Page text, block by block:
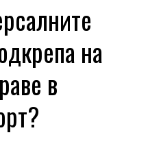
на
в